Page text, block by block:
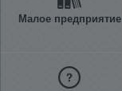
Малое предприятие